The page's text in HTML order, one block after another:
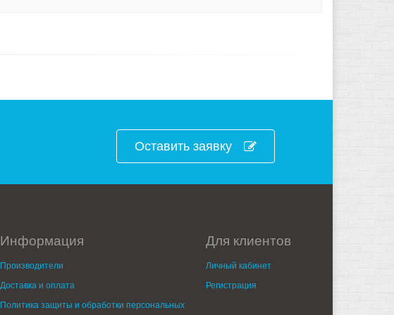
Оставить заявку
Информация
Производители
Доставка и оплата
Политика защиты и обработки персональных
Для клиентов
Личный кабинет
Регистрация